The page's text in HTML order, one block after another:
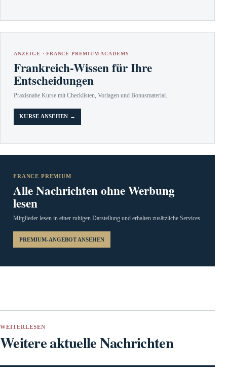
ANZEIGE · FRANCE PREMIUM ACADEMY
Frankreich-Wissen für Ihre
Entscheidungen
Praxisnahe Kurse mit Checklisten, Vorlagen und Bonusmaterial.
KURSE ANSEHEN →
FRANCE PREMIUM
Alle Nachrichten ohne Werbung
lesen
Mitglieder lesen in einer ruhigen Darstellung und erhalten zusätzliche Services.
PREMIUM-ANGEBOT ANSEHEN
WEITERLESEN
Weitere aktuelle Nachrichten